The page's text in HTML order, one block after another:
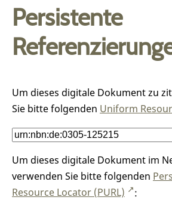
Persistente
Um dieses digitale Dokument zu
Sie bitte folgenden Uniform
Um dieses digitale Dokument im
verwenden Sie bitte folgenden
Resource Locator (PURL)
: